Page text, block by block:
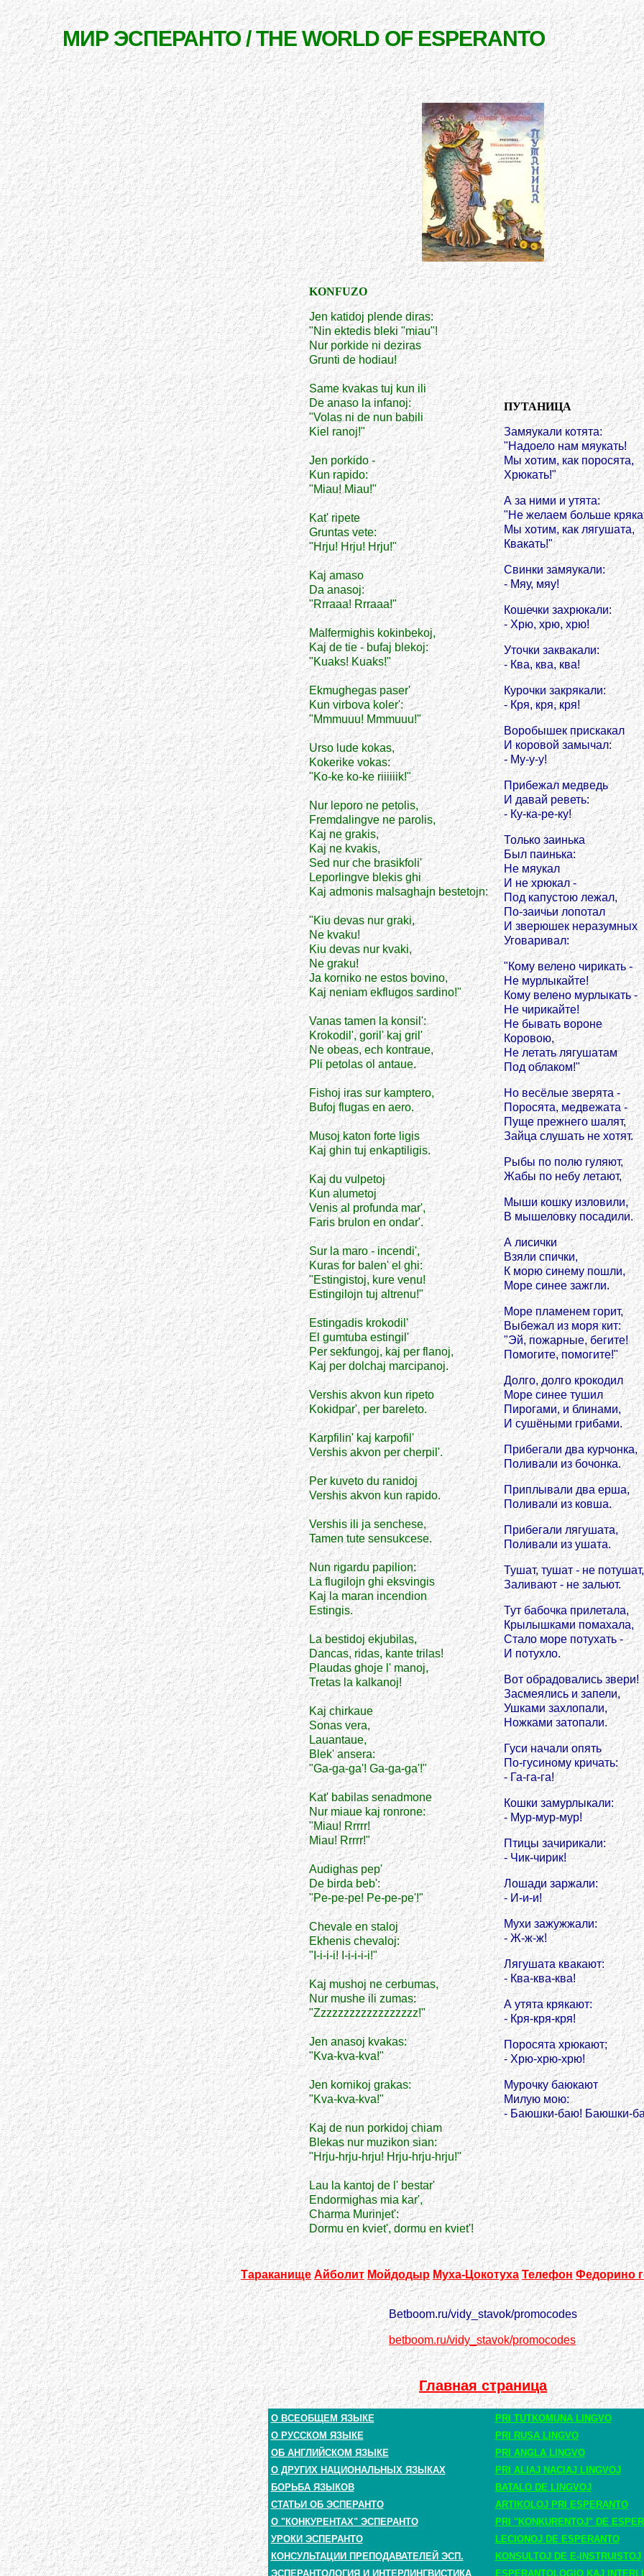
МИР ЭСПЕРАНТО / THE WORLD OF ESPERANTO
KONFUZO
Jen katidoj plende diras:
"Nin ektedis bleki "miau"!
Nur porkide ni deziras
Grunti de hodiau!
Same kvakas tuj kun ili
De anaso la infanoj:
"Volas ni de nun babili
Kiel ranoj!"
Jen porkido -
Kun rapido:
"Miau! Miau!"
Kat' ripete
Gruntas vete:
"Hrju! Hrju! Hrju!"
Kaj amaso
Da anasoj:
"Rrraaa! Rrraaa!"
Malfermighis kokinbekoj,
Kaj de tie - bufaj blekoj:
"Kuaks! Kuaks!"
Ekmughegas paser'
Kun virbova koler':
"Mmmuuu! Mmmuuu!"
Urso lude kokas,
Kokerike vokas:
"Ko-ke ko-ke riiiiiik!"
Nur leporo ne petolis,
Fremdalingve ne parolis,
Kaj ne grakis,
Kaj ne kvakis,
Sed nur che brasikfoli'
Leporlingve blekis ghi
Kaj admonis malsaghajn bestetojn:
"Kiu devas nur graki,
Ne kvaku!
Kiu devas nur kvaki,
Ne graku!
Ja korniko ne estos bovino,
Kaj neniam ekflugos sardino!"
Vanas tamen la konsil':
Krokodil', goril' kaj gril'
Ne obeas, ech kontraue,
Pli petolas ol antaue.
Fishoj iras sur kamptero,
Bufoj flugas en aero.
Musoj katon forte ligis
Kaj ghin tuj enkaptiligis.
Kaj du vulpetoj
Kun alumetoj
Venis al profunda mar',
Faris brulon en ondar'.
Sur la maro - incendi',
Kuras for balen' el ghi:
"Estingistoj, kure venu!
Estingilojn tuj altrenu!"
Estingadis krokodil'
El gumtuba estingil'
Per sekfungoj, kaj per flanoj,
Kaj per dolchaj marcipanoj.
Vershis akvon kun ripeto
Kokidpar', per bareleto.
Karpfilin' kaj karpofil'
Vershis akvon per cherpil'.
Per kuveto du ranidoj
Vershis akvon kun rapido.
Vershis ili ja senchese,
Tamen tute sensukcese.
Nun rigardu papilion:
La flugilojn ghi eksvingis
Kaj la maran incendion
Estingis.
La bestidoj ekjubilas,
Dancas, ridas, kante trilas!
Plaudas ghoje l' manoj,
Tretas la kalkanoj!
Kaj chirkaue
Sonas vera,
Lauantaue,
Blek' ansera:
"Ga-ga-ga'! Ga-ga-ga'!"
Kat' babilas senadmone
Nur miaue kaj ronrone:
"Miau! Rrrrr!
Miau! Rrrrr!"
Audighas pep'
De birda beb':
"Pe-pe-pe! Pe-pe-pe'!"
Chevale en staloj
Ekhenis chevaloj:
"I-i-i-i! I-i-i-i-i!"
Kaj mushoj ne cerbumas,
Nur mushe ili zumas:
"Zzzzzzzzzzzzzzzzzz!"
Jen anasoj kvakas:
"Kva-kva-kva!"
Jen kornikoj grakas:
"Kva-kva-kva!"
Kaj de nun porkidoj chiam
Blekas nur muzikon sian:
"Hrju-hrju-hrju! Hrju-hrju-hrju!"
Lau la kantoj de l' bestar'
Endormighas mia kar',
Charma Murinjet':
Dormu en kviet', dormu en kviet'!
ПУТАНИЦА
Замяукали котята:
"Надоело нам мяукать!
Мы хотим, как поросята,
Хрюкать!"
А за ними и утята:
"Не желаем больше
Мы хотим, как лягушата,
Квакать!"
Свинки замяукали:
- Мяу, мяу!
Кошечки захрюкали:
- Хрю, хрю, хрю!
Уточки заквакали:
- Ква, ква, ква!
Курочки закрякали:
- Кря, кря, кря!
Воробышек прискакал
И коровой замычал:
- Му-у-у!
Прибежал медведь
И давай реветь:
- Ку-ка-ре-ку!
Только заинька
Был паинька:
Не мяукал
И не хрюкал -
Под капустою лежал,
По-заичьи лопотал
И зверюшек неразумных
Уговаривал:
"Кому велено чирикать -
Не мурлыкайте!
Кому велено мурлыкать -
Не чирикайте!
Не бывать вороне
Коровою,
Не летать лягушатам
Под облаком!"
Но весёлые зверята -
Поросята, медвежата -
Пуще прежнего шалят,
Зайца слушать не хотят.
Рыбы по полю гуляют,
Жабы по небу летают,
Мыши кошку изловили,
В мышеловку посадили.
А лисички
Взяли спички,
К морю синему пошли,
Море синее зажгли.
Море пламенем горит,
Выбежал из моря кит:
"Эй, пожарные, бегите!
Помогите, помогите!"
Долго, долго крокодил
Море синее тушил
Пирогами, и блинами,
И сушёными грибами.
Прибегали два курчонка,
Поливали из бочонка.
Приплывали два ерша,
Поливали из ковша.
Прибегали лягушата,
Поливали из ушата.
Тушат, тушат - не потушат,
Заливают - не зальют.
Тут бабочка прилетала,
Крылышками помахала,
Стало море потухать -
И потухло.
Вот обрадовались звери!
Засмеялись и запели,
Ушками захлопали,
Ножками затопали.
Гуси начали опять
По-гусиному кричать:
- Га-га-га!
Кошки замурлыкали:
- Мур-мур-мур!
Птицы зачирикали:
- Чик-чирик!
Лошади заржали:
- И-и-и!
Мухи зажужжали:
- Ж-ж-ж!
Лягушата квакают:
- Ква-ква-ква!
А утята крякают:
- Кря-кря-кря!
Поросята хрюкают;
- Хрю-хрю-хрю!
Мурочку баюкают
Милую мою:
- Баюшки-баю! Баюшки-
Тараканище Айболит Мойдодыр Муха-Цокотуха Телефон Федорино
Betboom.ru/vidy_stavok/promocodes
betboom.ru/vidy_stavok/promocodes
Главная страница
О ВСЕОБЩЕМ ЯЗЫКЕ
PRI TUTKOMUNA LINGVO
О РУССКОМ ЯЗЫКЕ
PRI RUSA LINGVO
ОБ АНГЛИЙСКОМ ЯЗЫКЕ
PRI ANGLA LINGVO
О ДРУГИХ НАЦИОНАЛЬНЫХ ЯЗЫКАХ
PRI ALIAJ NACIAJ LINGVOJ
БОРЬБА ЯЗЫКОВ
BATALO DE LINGVOJ
СТАТЬИ ОБ ЭСПЕРАНТО
ARTIKOLOJ PRI ESPERANTO
О "КОНКУРЕНТАХ" ЭСПЕРАНТО
PRI "KONKURENTOJ" DE
УРОКИ ЭСПЕРАНТО
LECIONOJ DE ESPERANTO
КОНСУЛЬТАЦИИ ПРЕПОДАВАТЕЛЕЙ ЭСП.
KONSULTOJ DE E-INSTRUISTOJ
ЭСПЕРАНТОЛОГИЯ И ИНТЕРЛИНГВИСТИКА
ESPERANTOLOGIO KAJ